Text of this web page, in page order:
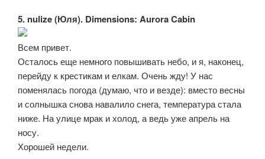
5. nulize (Юля). Dimensions: Aurora Cabin
Всем привет.
Осталось еще немного повышивать небо, и я, наконец,
перейду к крестикам и елкам. Очень жду! У нас
поменялась погода (думаю, что и везде): вместо весны
и солнышка снова навалило снега, температура стала
ниже. На улице мрак и холод, а ведь уже апрель на
носу.
Хорошей недели.